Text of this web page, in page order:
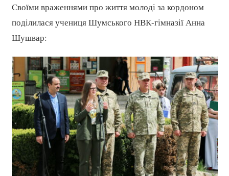
Своїми враженнями про життя молоді за кордоном
поділилася учениця Шумського НВК-гімназії Анна
Шушвар: